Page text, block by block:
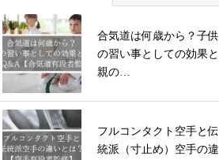
合気道は何歳から？子供
の習い事としての効果と
親の…
フルコンタクト空手と伝
統派（寸止め）空手の違